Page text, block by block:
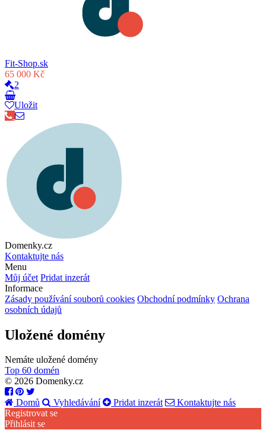
Fit-Shop.sk
65 000 Kč
2
Uložit
Domenky.cz
Kontaktujte nás
Menu
Můj účet Pridat inzerát
Informace
Zásady používání souborů cookies Obchodní podmínky Ochrana
osobních údajů
Uložené domény
Nemáte uložené domény
Top 60 domén
© 2026 Domenky.cz
Domů Vyhledávání Pridat inzerát
Kontaktujte nás
Registrovat se
Přihlásit se